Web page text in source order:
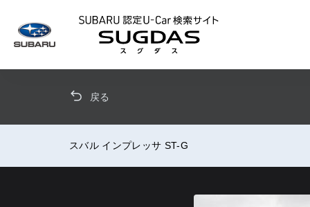
戻る
スバル インプレッサ ST-G